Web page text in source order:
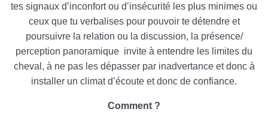
tes signaux d’inconfort ou d’insécurité les plus minimes ou
ceux que tu verbalises pour pouvoir te détendre et
poursuivre la relation ou la discussion, la présence/
perception panoramique invite à entendre les limites du
cheval, à ne pas les dépasser par inadvertance et donc à
installer un climat d’écoute et donc de confiance.
Comment ?